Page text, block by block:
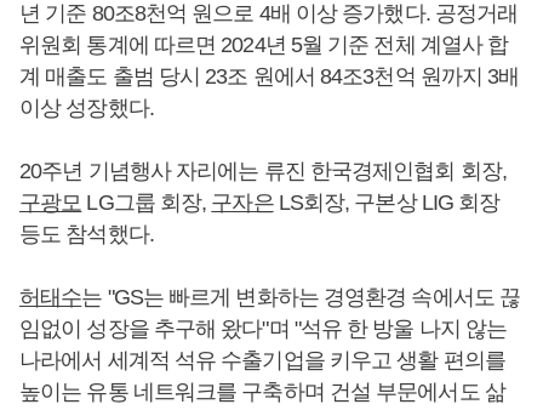
년 기준 80조8천억 원으로 4배 이상 증가했다. 공정거래
위원회 통계에 따르면 2024년 5월 기준 전체 계열사 합
계 매출도 출범 당시 23조 원에서 84조3천억 원까지 3배
이상 성장했다.
20주년 기념행사 자리에는 류진 한국경제인협회 회장,
구광모 LG그룹 회장, 구자은LS회장, 구본상 LIG 회장
등도 참석했다.
허태수는 "GS는 빠르게 변화하는 경영환경 속에서도 끊
임없이 성장을 추구해 왔다"며 "석유 한 방울 나지 않는
나라에서 세계적 석유 수출기업을 키우고 생활 편의를
높이는 유통 네트워크를 구축하며 건설 부문에서도 삶